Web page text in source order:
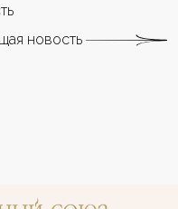
новость